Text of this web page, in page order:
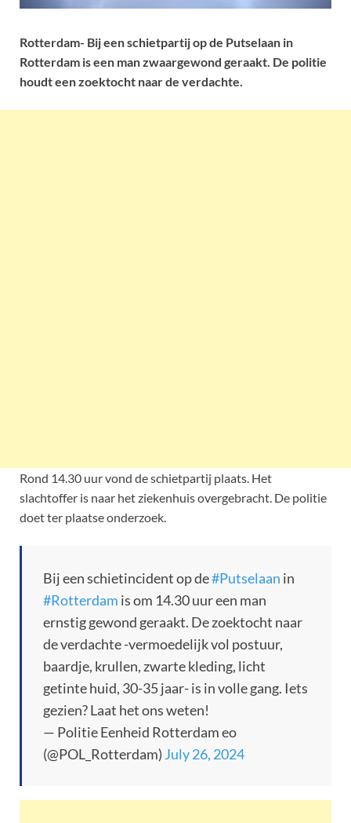
Rotterdam- Bij een schietpartij op de Putselaan in
Rotterdam is een man zwaargewond geraakt. De politie
houdt een zoektocht naar de verdachte.
Rond 14.30 uur vond de schietpartij plaats. Het
slachtoffer is naar het ziekenhuis overgebracht. De politie
doet ter plaatse onderzoek.
Bij een schietincident op de#Putselaan in
#Rotterdam is om 14.30 uur een man
ernstig gewond geraakt. De zoektocht naar
de verdachte -vermoedelijk vol postuur,
baardje, krullen, zwarte kleding, licht
getinte huid, 30-35 jaar- is in volle gang. Iets
gezien? Laat het ons weten!
— Politie Eenheid Rotterdam eo
(@POL_Rotterdam) July 26, 2024